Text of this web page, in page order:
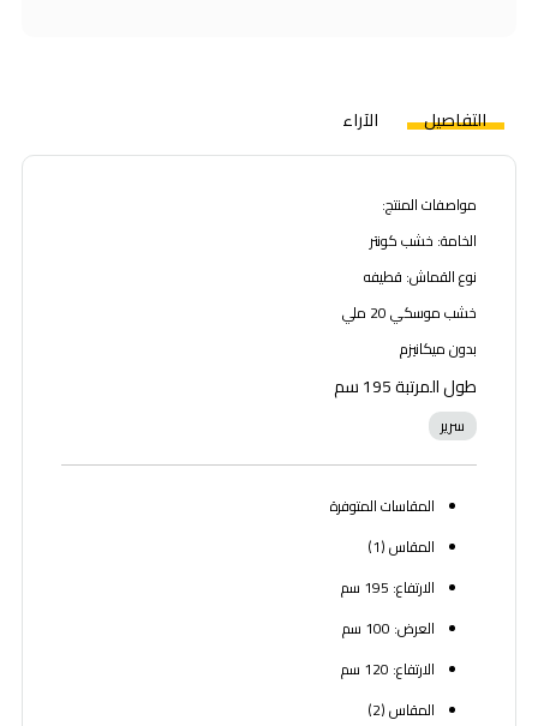
التفاصيل الآراء
مواصفات المنتج:
الخامة: خشب كونتر
نوع القماش: قطيفه
خشب موسكي 20 ملي
بدون ميكانيزم
طول المرتبة 195 سم
سرير
المقاسات المتوفرة
المقاس (1)
الارتفاع: 195 سم
العرض: 100 سم
الارتفاع: 120 سم
المقاس (2)